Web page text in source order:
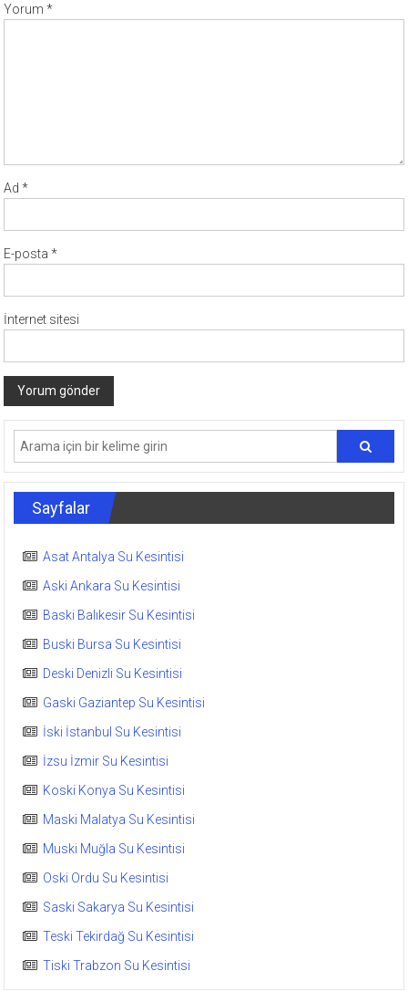
Yorum*
Ad*
E-posta*
İnternet sitesi
Sayfalar
Asat Antalya Su Kesintisi
Aski Ankara Su Kesintisi
Baski Balıkesir Su Kesintisi
Buski Bursa Su Kesintisi
Deski Denizli Su Kesintisi
Gaski Gaziantep Su Kesintisi
İski İstanbul Su Kesintisi
İzsu İzmir Su Kesintisi
Koski Konya Su Kesintisi
Maski Malatya Su Kesintisi
Muski Muğla Su Kesintisi
Oski Ordu Su Kesintisi
Saski Sakarya Su Kesintisi
Teski Tekirdağ Su Kesintisi
Tiski Trabzon Su Kesintisi